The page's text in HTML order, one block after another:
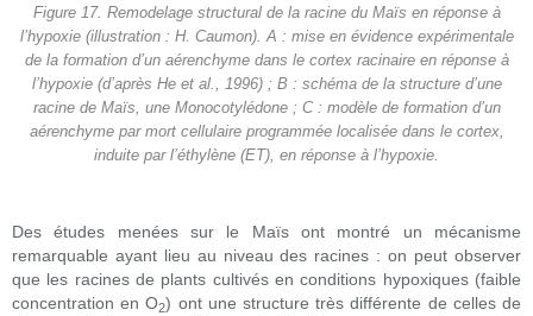
Figure 17. Remodelage structural de la racine du Maïs en réponse à
l’hypoxie (illustration : H. Caumon). A : mise en évidence expérimentale
de la formation d’un aérenchyme dans le cortex racinaire en réponse à
l’hypoxie (d’après He et al., 1996) ; B : schéma de la structure d’une
racine de Maïs, une Monocotylédone ; C : modèle de formation d’un
aérenchyme par mort cellulaire programmée localisée dans le cortex,
induite par l’éthylène (ET), en réponse à l’hypoxie.
Des études menées sur le Maïs ont montré un mécanisme
remarquable ayant lieu au niveau des racines : on peut observer
que les racines de plants cultivés en conditions hypoxiques (faible
concentration en O2) ont une structure très différente de celles de